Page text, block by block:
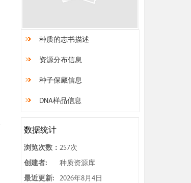
种质的志书描述
资源分布信息
种子保藏信息
DNA样品信息
数据统计
浏览次数： 257次
创建者:
种质资源库
最近更新:
2026年8月4日